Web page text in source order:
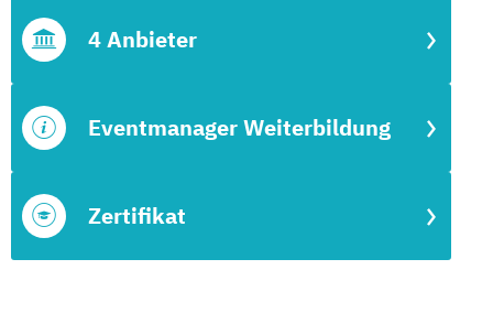
Zertifikat
Eventmanager Weiterbildung
4 Anbieter